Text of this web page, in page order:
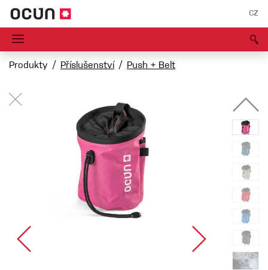
CZ
Produkty Příslušenství Push + Belt